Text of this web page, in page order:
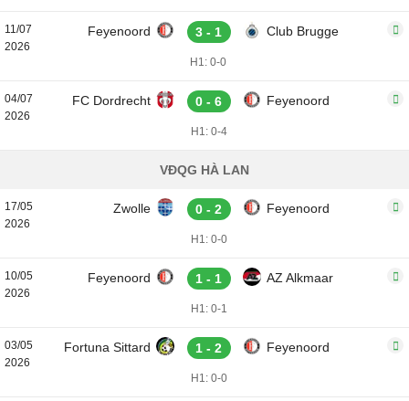
11/07
2026
Feyenoord 3 - 1 Club Brugge
H1: 0-0
04/07
2026
FC Dordrecht 0 - 6 Feyenoord
H1: 0-4
VĐQG HÀ LAN
17/05
2026
Zwolle 0 - 2 Feyenoord
H1: 0-0
10/05
2026
Feyenoord 1 - 1 AZ Alkmaar
H1: 0-1
03/05
2026
Fortuna Sittard 1 - 2 Feyenoord
H1: 0-0